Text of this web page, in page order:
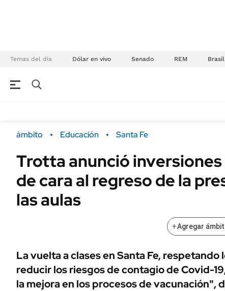
Temas del día Dólar en vivo Senado REM Brasil
Campo
FINANZAS
Dólar
Sustentabilidad
Seguros
ENERGY REPORT
URUGUAY
ámbito Educación Santa Fe
Trotta anunció inversiones
de cara al regreso de la
las aulas
+Agregar
La vuelta a clases en Santa Fe,
reducir los riesgos de contagio de Covid-
la mejora en los procesos de vacunación",